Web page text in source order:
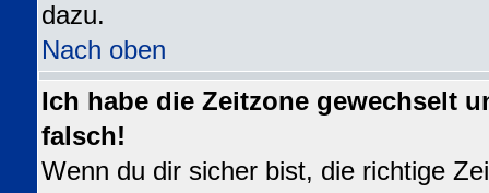
dazu.
Nach oben
Ich habe die Zeitzone gewechselt
falsch!
Wenn du dir sicher bist, die richtige